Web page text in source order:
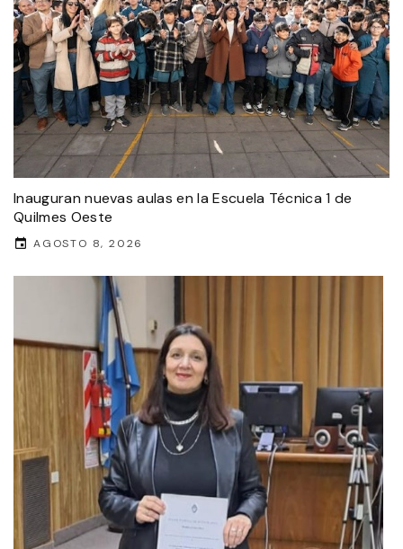
Inauguran nuevas aulas en la Escuela Técnica 1 de
Quilmes Oeste
AGOSTO 8, 2026